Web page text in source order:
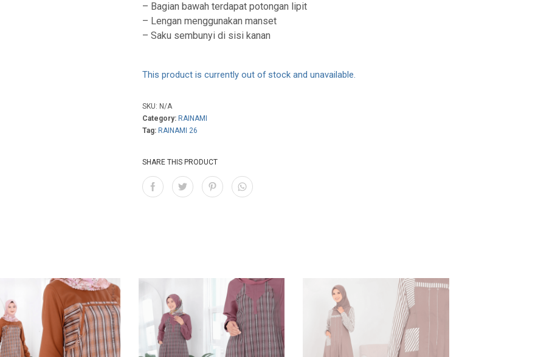
– Bagian bawah terdapat potongan lipit
– Lengan menggunakan manset
– Saku sembunyi di sisi kanan
This product is currently out of stock and unavailable.
SKU: N/A
Category: RAINAMI
Tag: RAINAMI 26
SHARE THIS PRODUCT